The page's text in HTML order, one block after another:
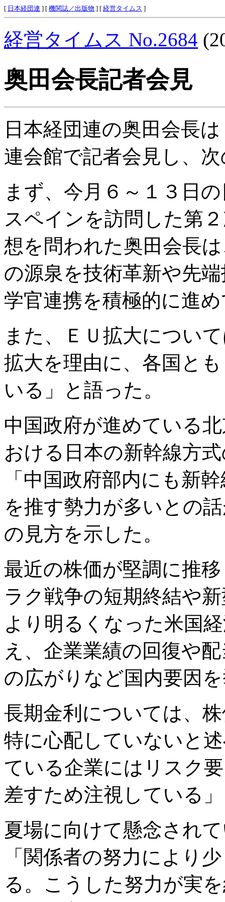
[ 日本経団連 ] [ 機関誌／出版物 ] [ 経営タイムス ]
経営タイムス No.2684
奥田会長記者会見
日本経団連の奥田会長
連会館で記者会見し、
まず、今月６～１３日
スペインを訪問した第
想を問われた奥田会長
の源泉を技術革新や先
学官連携を積極的に進
また、ＥＵ拡大につい
拡大を理由に、各国と
いる」と語った。
中国政府が進めている
おける日本の新幹線方
「中国政府部内にも新
を推す勢力が多いとの
の見方を示した。
最近の株価が堅調に推
ラク戦争の短期終結や
より明るくなった米国
え、企業業績の回復や
の広がりなど国内要因
長期金利については、
特に心配していないと
ている企業にはリスク
差すため注視している
夏場に向けて懸念され
「関係者の努力により
る。こうした努力が実